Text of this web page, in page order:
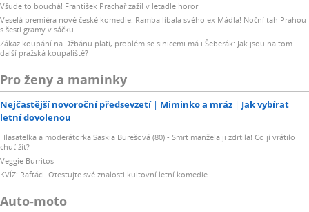
Všude to bouchá! František Prachař zažil v letadle horor
Veselá premiéra nové české komedie: Ramba líbala svého ex Mádla! Noční tah Prahou
s šesti gramy v sáčku…
Zákaz koupání na Džbánu platí, problém se sinicemi má i Šeberák: Jak jsou na tom
další pražská koupaliště?
Pro ženy a maminky
Nejčastější novoroční předsevzetí Miminko a mráz
Jak vybírat
letní dovolenou
Hlasatelka a moderátorka Saskia Burešová (80) - Smrt manžela ji zdrtila! Co jí vrátilo
chuť žít?
Veggie Burritos
KVÍZ: Rafťáci. Otestujte své znalosti kultovní letní komedie
Auto-moto